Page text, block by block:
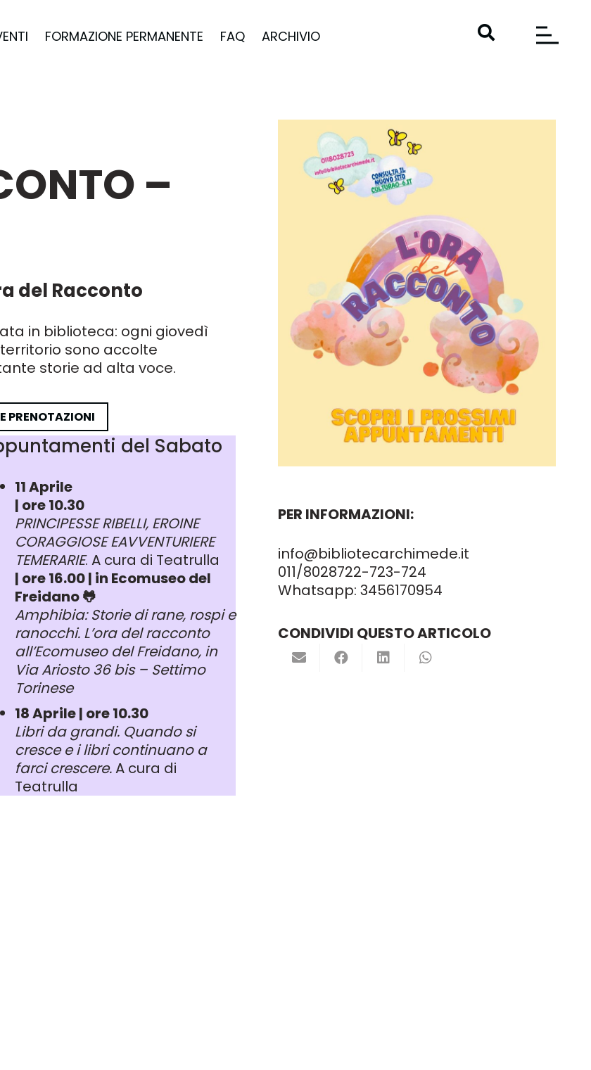
FORMAZIONE PERMANENTE FAQ ARCHIVIO
–
del Racconto
in biblioteca: ogni giovedì
sono accolte
storie ad alta voce.
PRENOTAZIONI
del Sabato
11 Aprile
| ore 10.30
PRINCIPESSE RIBELLI, EROINE
CORAGGIOSE EAVVENTURIERE
TEMERARIE. A cura di Teatrulla
| ore 16.00 | in Ecomuseo del
Freidano 🐸
Amphibia: Storie di rane, rospi e
ranocchi.L’ora del racconto
all’Ecomuseo del Freidano, in
Via Ariosto 36 bis – Settimo
Torinese
18 Aprile | ore 10.30
Libri da grandi. Quando si
cresce e i libri continuano a
farci crescere.A cura di
Teatrulla
PER INFORMAZIONI:
info@bibliotecarchimede.it
011/8028722-723-724
Whatsapp:3456170954
CONDIVIDI QUESTO ARTICOLO